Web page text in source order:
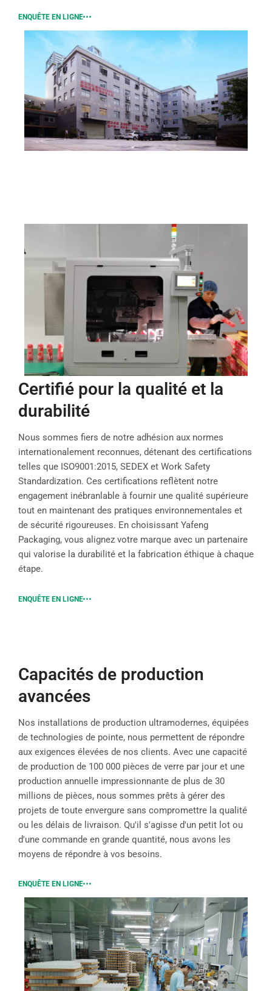
ENQUÊTE EN LIGNE
Certifié pour la qualité et la
durabilité
Nous sommes fiers de notre adhésion aux normes
internationalement reconnues, détenant des certifications
telles que ISO9001:2015, SEDEX et Work Safety
Standardization. Ces certifications reflètent notre
engagement inébranlable à fournir une qualité supérieure
tout en maintenant des pratiques environnementales et
de sécurité rigoureuses. En choisissant Yafeng
Packaging, vous alignez votre marque avec un partenaire
qui valorise la durabilité et la fabrication éthique à chaque
étape.
ENQUÊTE EN LIGNE
Capacités de production
avancées
Nos installations de production ultramodernes, équipées
de technologies de pointe, nous permettent de répondre
aux exigences élevées de nos clients. Avec une capacité
de production de 100 000 pièces de verre par jour et une
production annuelle impressionnante de plus de 30
millions de pièces, nous sommes prêts à gérer des
projets de toute envergure sans compromettre la qualité
ou les délais de livraison. Qu'il s'agisse d'un petit lot ou
d'une commande en grande quantité, nous avons les
moyens de répondre à vos besoins.
ENQUÊTE EN LIGNE